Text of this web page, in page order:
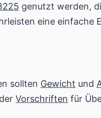
genutzt werden,
eine einfache
sollten Gewicht und
Vorschriften für